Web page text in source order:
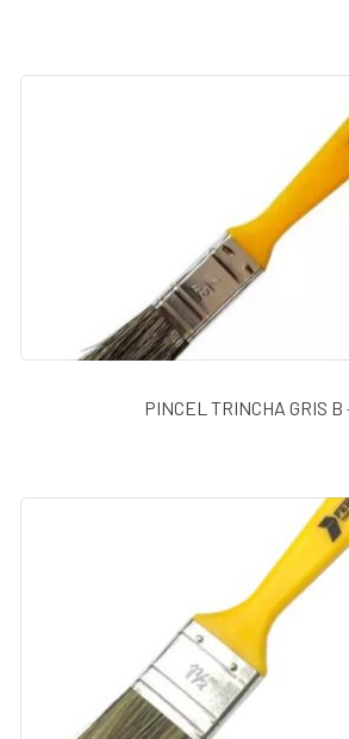
PINCEL TRINCHA GRIS